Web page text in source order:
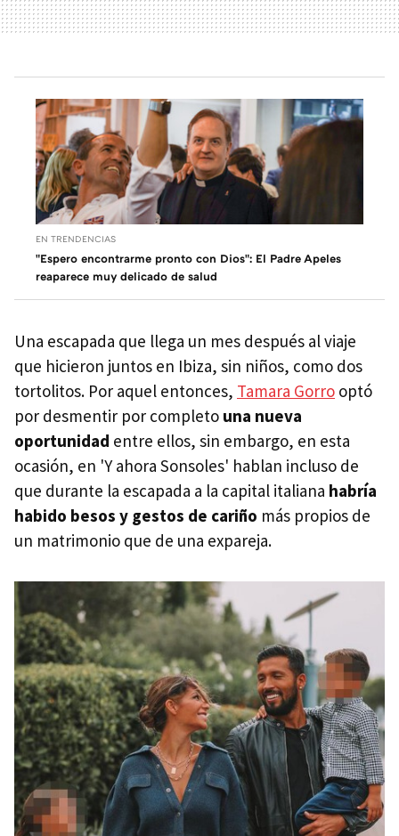
EN TRENDENCIAS
"Espero encontrarme pronto con Dios": El Padre Apeles
reaparece muy delicado de salud
Una escapada que llega un mes después al viaje
que hicieron juntos en Ibiza, sin niños, como dos
tortolitos. Por aquel entonces, Tamara Gorro optó
por desmentir por completo una nueva
oportunidad entre ellos, sin embargo, en esta
ocasión, en 'Y ahora Sonsoles' hablan incluso de
que durante la escapada a la capital italiana habría
habido besos y gestos de cariño más propios de
un matrimonio que de una expareja.